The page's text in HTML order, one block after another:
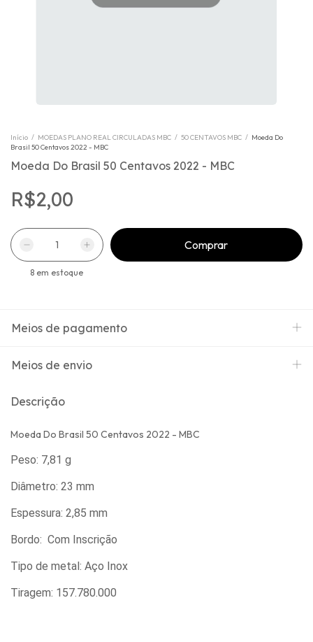
Início / MOEDAS PLANO REAL CIRCULADAS MBC / 50 CENTAVOS MBC / Moeda Do
Brasil 50 Centavos 2022 - MBC
Moeda Do Brasil 50 Centavos 2022 - MBC
R$2,00
8 em estoque
Meios de pagamento
Meios de envio
Descrição
Moeda Do Brasil 50 Centavos 2022 - MBC
Peso: 7,81 g
Diâmetro: 23 mm
Espessura: 2,85 mm
Bordo: Com Inscrição
Tipo de metal: Aço Inox
Tiragem: 157.780.000